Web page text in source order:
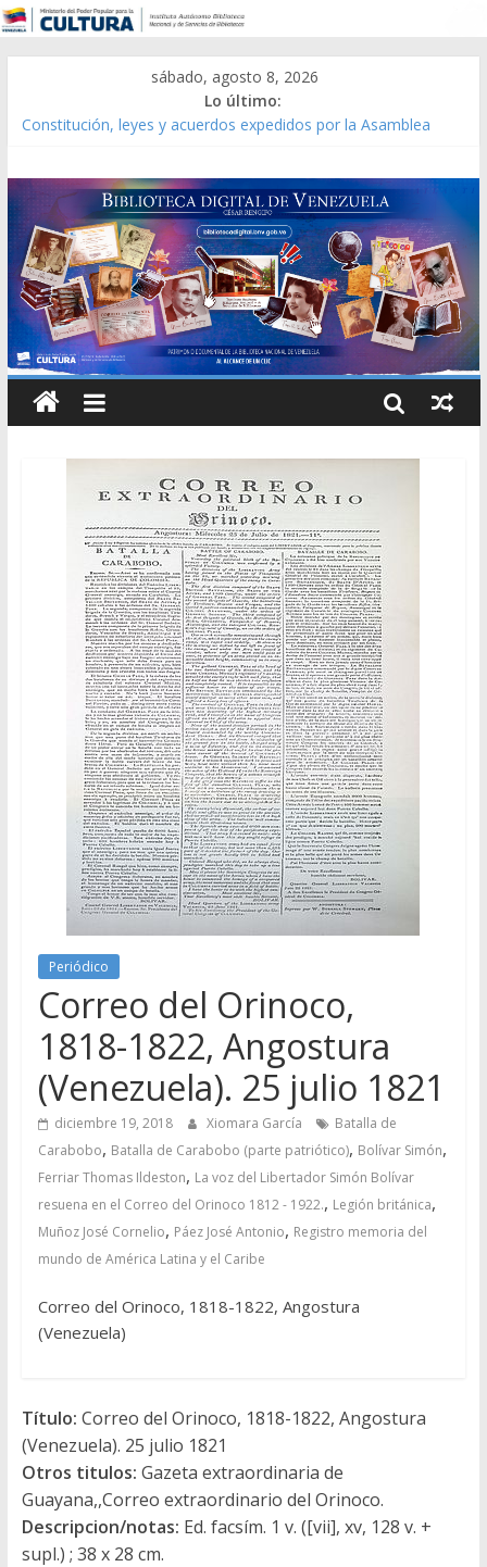
sábado, agosto 8, 2026
Lo último:
Catálogo temático de obras de Modesta Bor
Constitución, leyes y acuerdos expedidos por la Asamblea
Una Parálisis [material gráfico]
Modesta Bor Sánchez [material gráfico]
Gaceta Oficial de la República de Venezuela año CXXXIII Mes V,
Caracas 09 de marzo de 2006 N° 38.394
Periódico
Correo del Orinoco,
1818-1822, Angostura
(Venezuela). 25 julio 1821
diciembre 19, 2018 Xiomara García
Batalla de
Carabobo, Batalla de Carabobo (parte patriótico), Bolívar Simón,
Ferriar Thomas Ildeston, La voz del Libertador Simón Bolívar
resuena en el Correo del Orinoco 1812 - 1922., Legión británica,
Muñoz José Cornelio, Páez José Antonio, Registro memoria del
mundo de América Latina y el Caribe
Correo del Orinoco, 1818-1822, Angostura
(Venezuela)
Título: Correo del Orinoco, 1818-1822, Angostura
(Venezuela). 25 julio 1821
Otros titulos: Gazeta extraordinaria de
Guayana,,Correo extraordinario del Orinoco.
Descripcion/notas: Ed. facsím. 1 v. ([vii], xv, 128 v. +
supl.) ; 38 x 28 cm.